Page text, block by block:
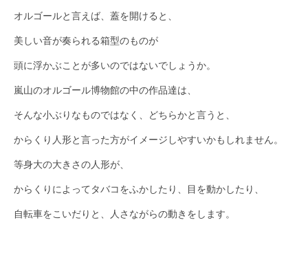
オルゴールと言えば、蓋を開けると、
美しい音が奏られる箱型のものが
頭に浮かぶことが多いのではないでしょうか。
嵐山のオルゴール博物館の中の作品達は、
そんな小ぶりなものではなく、どちらかと言うと、
からくり人形と言った方がイメージしやすいかもしれません。
等身大の大きさの人形が、
からくりによってタバコをふかしたり、目を動かしたり、
自転車をこいだりと、人さながらの動きをします。